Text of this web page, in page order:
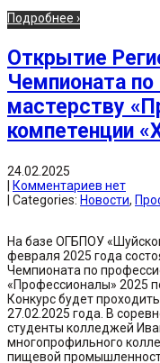
Подробнее ›
Открытие
Чемпионата
мастерству
компетенции
24.02.2025
Комментариев нет
| Categories: Новости,
На базе ОГБПОУ
февраля 2025 года
Чемпионата по
«Профессионалы» 2025
Конкурс будет
27.02.2025 года. В
студенты колледжей
многопрофильного
пищевой